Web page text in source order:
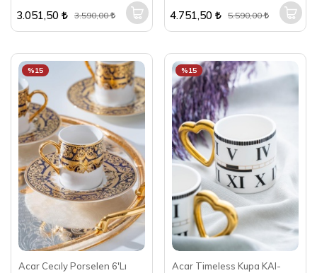
3.051,50 3.590,00 4.751,50 5.590,00
Acar Cecıly Porselen 6'Lı
%15
Acar Timeless Kupa KAI-
%15